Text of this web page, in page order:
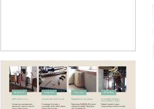
Internetové stránky
Co je zdravý odkazový profil
V dnešním článku vám v obecné rovině